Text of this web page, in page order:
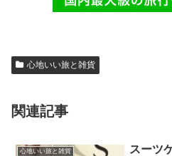
心地いい旅と雑貨
関連記事
心地いい旅と雑貨
スーツ